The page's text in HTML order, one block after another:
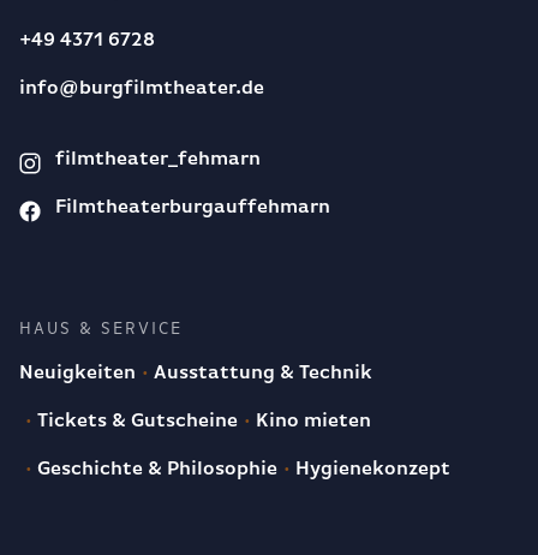
+49 4371 6728
info@burgfilmtheater.de
filmtheater_fehmarn
Filmtheaterburgauffehmarn
HAUS & SERVICE
Neuigkeiten Ausstattung & Technik
Tickets & Gutscheine Kino mieten
Geschichte & Philosophie Hygienekonzept